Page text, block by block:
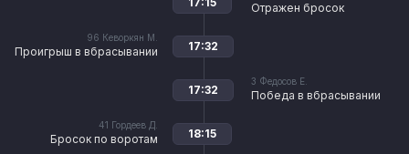
Отражен бросок
96 Кеворкян М.
Проигрыш в вбрасывании 17:32
3 Федосов Е.
Победа в вбрасывании
17:32
41 Гордеев Д.
Бросок по воротам 18:15